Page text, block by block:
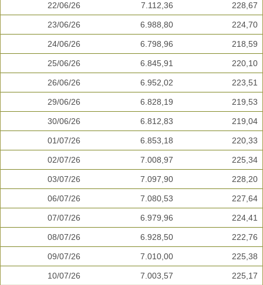
22/06/26 7.112,36 228,67
23/06/26 6.988,80 224,70
24/06/26 6.798,96 218,59
25/06/26 6.845,91 220,10
26/06/26 6.952,02 223,51
29/06/26 6.828,19 219,53
30/06/26 6.812,83 219,04
01/07/26 6.853,18 220,33
02/07/26 7.008,97 225,34
03/07/26 7.097,90 228,20
06/07/26 7.080,53 227,64
07/07/26 6.979,96 224,41
08/07/26 6.928,50 222,76
09/07/26 7.010,00 225,38
10/07/26 7.003,57 225,17